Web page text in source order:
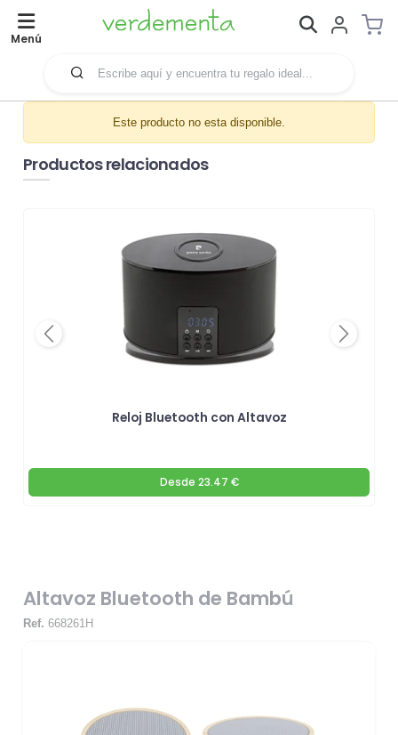
Menú
Este producto no esta disponible.
Productos relacionados
Reloj Bluetooth con Altavoz
Desde 23.47 €
Previous Next
Altavoz Bluetooth de Bambú
Ref. 668261H